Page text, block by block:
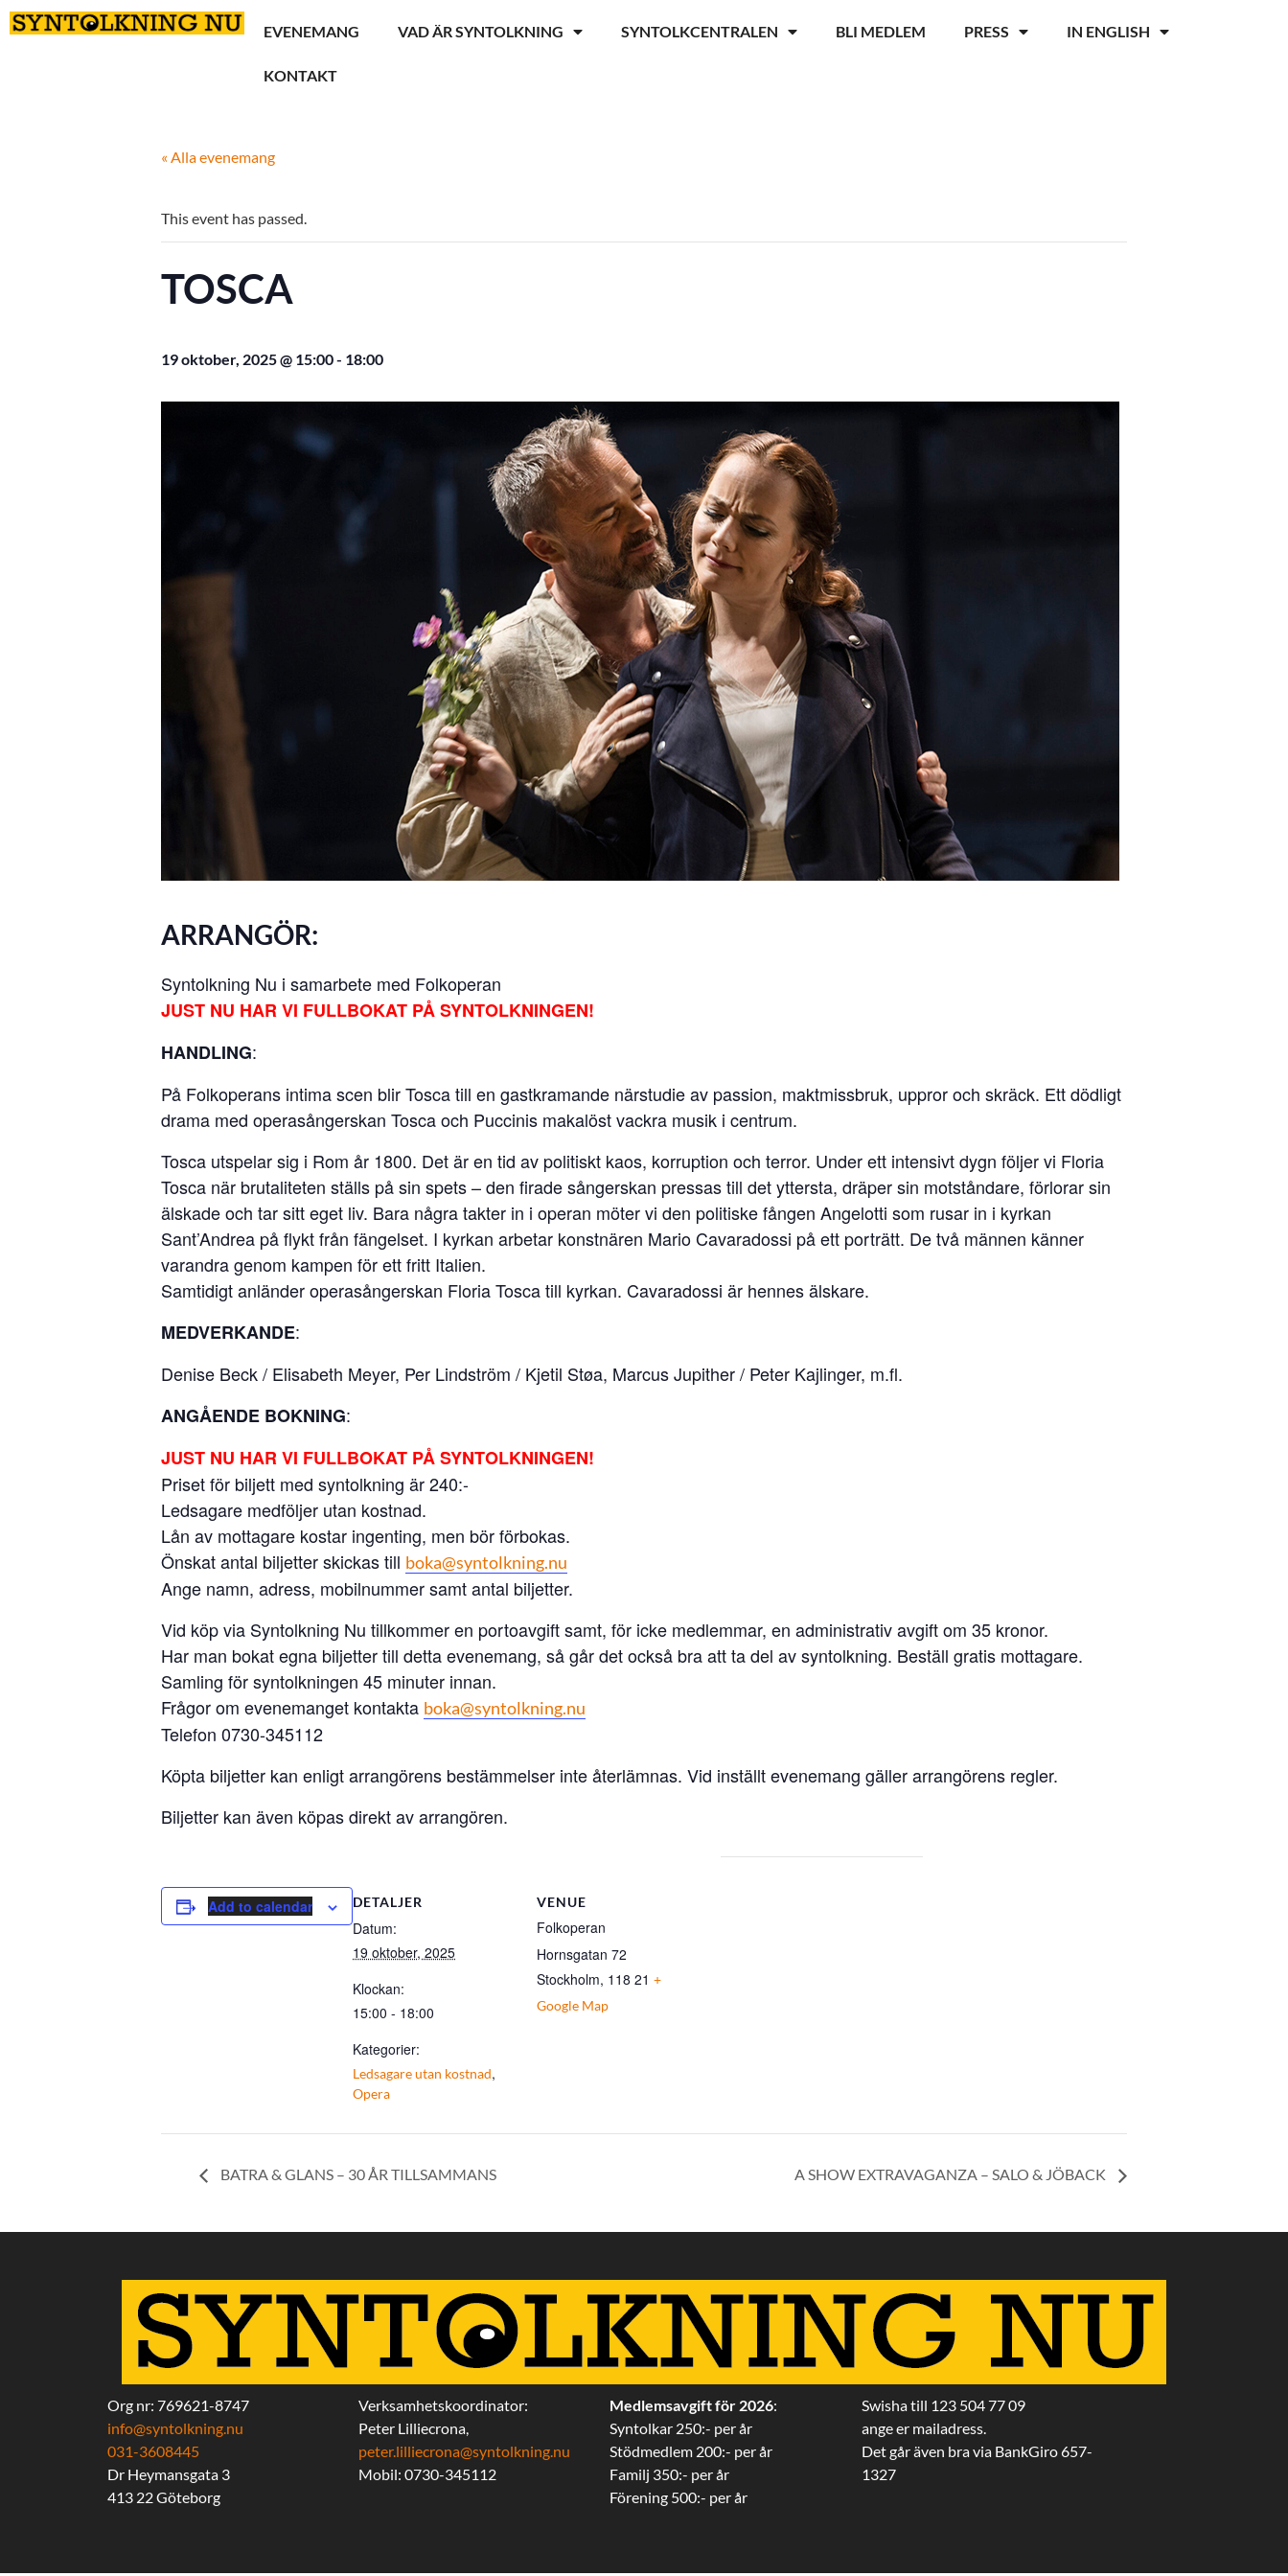
EVENEMANG VAD ÄR SYNTOLKNING SYNTOLKCENTRALEN BLI MEDLEM PRESS IN ENGLISH
KONTAKT
« Alla evenemang
This event has passed.
TOSCA
19 oktober, 2025 @ 15:00- 18:00
ARRANGÖR:
Syntolkning Nu i samarbete med Folkoperan
JUST NU HAR VI FULLBOKAT PÅ SYNTOLKNINGEN!
HANDLING:
På Folkoperans intima scen blir Tosca till en gastkramande närstudie av passion, maktmissbruk, uppror och skräck. Ett dödligt
drama med operasångerskan Tosca och Puccinis makalöst vackra musik i centrum.
Tosca utspelar sig i Rom år 1800. Det är en tid av politiskt kaos, korruption och terror. Under ett intensivt dygn följer vi Floria
Tosca när brutaliteten ställs på sin spets – den firade sångerskan pressas till det yttersta, dräper sin motståndare, förlorar sin
älskade och tar sitt eget liv. Bara några takter in i operan möter vi den politiske fången Angelotti som rusar in i kyrkan
Sant’Andrea på flykt från fängelset. I kyrkan arbetar konstnären Mario Cavaradossi på ett porträtt. De två männen känner
varandra genom kampen för ett fritt Italien.
Samtidigt anländer operasångerskan Floria Tosca till kyrkan. Cavaradossi är hennes älskare.
MEDVERKANDE:
Denise Beck / Elisabeth Meyer, Per Lindström / Kjetil Støa, Marcus Jupither / Peter Kajlinger, m.fl.
ANGÅENDE BOKNING:
JUST NU HAR VI FULLBOKAT PÅ SYNTOLKNINGEN!
Priset för biljett med syntolkning är 240:-
Ledsagare medföljer utan kostnad.
Lån av mottagare kostar ingenting, men bör förbokas.
Önskat antal biljetter skickas till boka@syntolkning.nu
Ange namn, adress, mobilnummer samt antal biljetter.
Vid köp via Syntolkning Nu tillkommer en portoavgift samt, för icke medlemmar, en administrativ avgift om 35 kronor.
Har man bokat egna biljetter till detta evenemang, så går det också bra att ta del av syntolkning. Beställ gratis mottagare.
Samling för syntolkningen 45 minuter innan.
Frågor om evenemanget kontakta boka@syntolkning.nu
Telefon 0730-345112
Köpta biljetter kan enligt arrangörens bestämmelser inte återlämnas. Vid inställt evenemang gäller arrangörens regler.
Biljetter kan även köpas direkt av arrangören.
Add to calendar DETALJER
Datum:
19 oktober, 2025
Klockan:
15:00 - 18:00
Kategorier:
Ledsagare utan kostnad,
Opera
VENUE
Folkoperan
Hornsgatan 72
Stockholm, 118 21 +
Google Map
BATRA & GLANS – 30 ÅR TILLSAMMANS A SHOW EXTRAVAGANZA – SALO & JÖBACK
Org nr: 769621-8747
info@syntolkning.nu
031-3608445
Dr Heymansgata 3
413 22 Göteborg
Verksamhetskoordinator:
Peter Lilliecrona,
peter.lilliecrona@syntolkning.nu
Mobil: 0730-345112
Medlemsavgift för 2026:
Syntolkar 250:- per år
Stödmedlem 200:- per år
Familj 350:- per år
Förening 500:- per år
Swisha till 123 504 77 09
ange er mailadress.
Det går även bra via BankGiro 657-
1327